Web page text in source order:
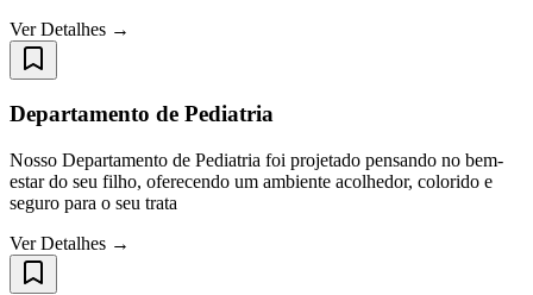
Ver Detalhes →
Departamento de Pediatria
Nosso Departamento de Pediatria foi projetado pensando no bem-
estar do seu filho, oferecendo um ambiente acolhedor, colorido e
seguro para o seu trata
Ver Detalhes →